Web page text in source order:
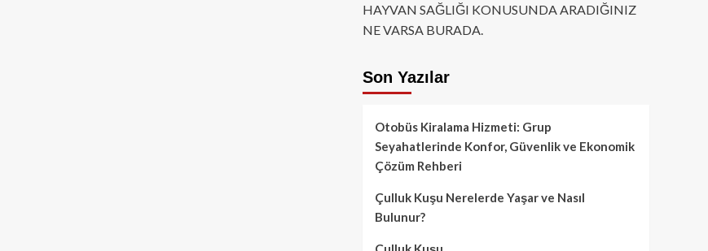
HAYVAN SAĞLIĞI KONUSUNDA ARADIĞINIZ
NE VARSA BURADA.
Son Yazılar
Otobüs Kiralama Hizmeti: Grup
Seyahatlerinde Konfor, Güvenlik ve Ekonomik
Çözüm Rehberi
Çulluk Kuşu Nerelerde Yaşar ve Nasıl
Bulunur?